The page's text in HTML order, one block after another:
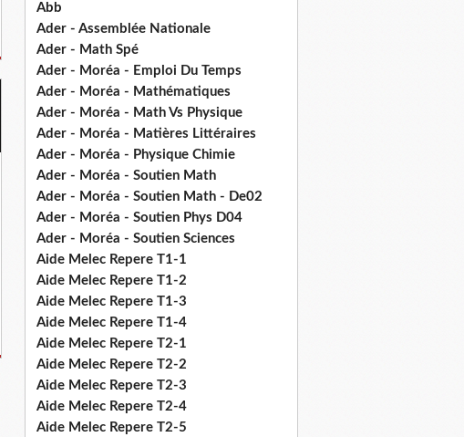
Abb
Ader - Assemblée Nationale
Ader - Math Spé
Ader - Moréa - Emploi Du Temps
Ader - Moréa - Mathématiques
Ader - Moréa - Math Vs Physique
Ader - Moréa - Matières Littéraires
Ader - Moréa - Physique Chimie
Ader - Moréa - Soutien Math
Ader - Moréa - Soutien Math - De02
Ader - Moréa - Soutien Phys D04
Ader - Moréa - Soutien Sciences
Aide Melec Repere T1-1
Aide Melec Repere T1-2
Aide Melec Repere T1-3
Aide Melec Repere T1-4
Aide Melec Repere T2-1
Aide Melec Repere T2-2
Aide Melec Repere T2-3
Aide Melec Repere T2-4
Aide Melec Repere T2-5